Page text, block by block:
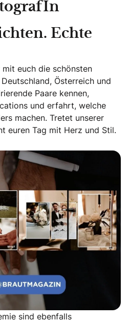
Echte
euch die schönsten
Österreich und
Paare kennen,
und erfahrt, welche
machen. Tretet unserer
euren Tag mit Herz und Stil.
Emotionen.
sind ebenfalls